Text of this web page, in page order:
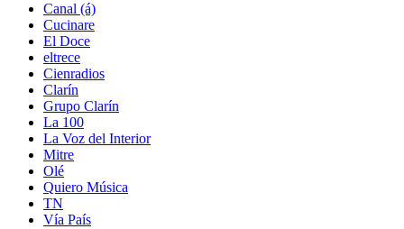
Canal (á)
Cucinare
El Doce
eltrece
Cienradios
Clarín
Grupo Clarín
La 100
La Voz del Interior
Mitre
Olé
Quiero Música
TN
Vía País